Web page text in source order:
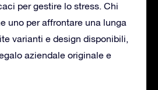
per gestire lo stress. Chi
uno per affrontare una lunga
varianti e design disponibili,
aziendale originale e